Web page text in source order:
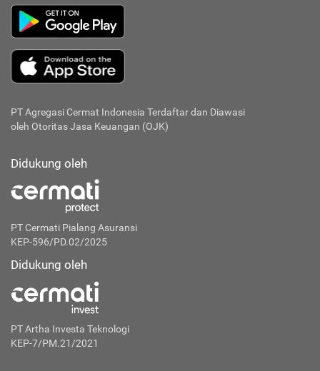
PT Agregasi Cermat Indonesia Terdaftar dan Diawasi
oleh Otoritas Jasa Keuangan (OJK)
Didukung oleh
PT Cermati Pialang Asuransi
KEP-596/PD.02/2025
Didukung oleh
PT Artha Investa Teknologi
KEP-7/PM.21/2021